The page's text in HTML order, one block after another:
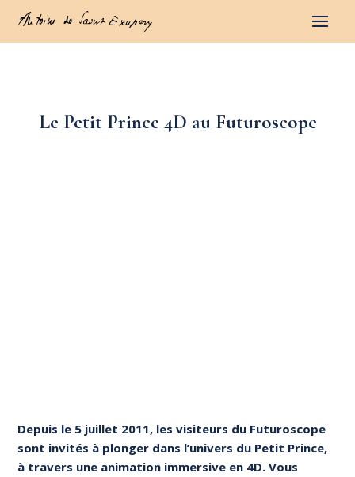
Le Petit Prince 4D au Futuroscope
Depuis le 5 juillet 2011, les visiteurs du Futuroscope
sont invités à plonger dans l’univers du Petit Prince,
à travers une animation immersive en 4D. Vous